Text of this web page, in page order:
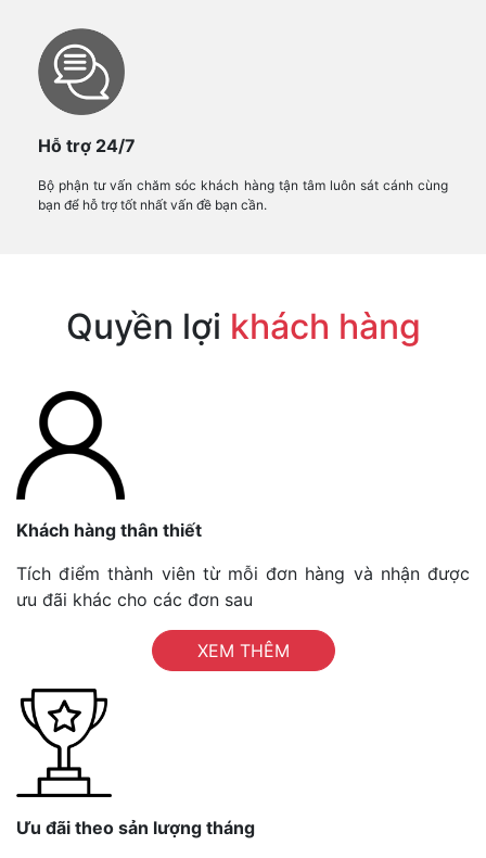
Hỗ trợ 24/7
Bộ phận tư vấn chăm sóc khách hàng tận tâm luôn sát cánh cùng
bạn để hỗ trợ tốt nhất vấn đề bạn cần.
Quyền lợi khách hàng
Khách hàng thân thiết
Tích điểm thành viên từ mỗi đơn hàng và nhận được
ưu đãi khác cho các đơn sau
XEM THÊM
Ưu đãi theo sản lượng tháng